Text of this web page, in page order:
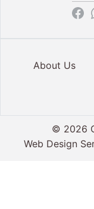
About Us
© 2026
Web Design